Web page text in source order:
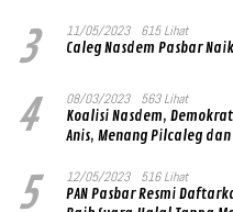
3 11/05/2023 615 Lihat
Caleg Nasdem Pasbar
4 08/03/2023 563 Lihat
Koalisi Nasdem,
Anis, Menang Pilcaleg
5 12/05/2023 516 Lihat
PAN Pasbar Resmi